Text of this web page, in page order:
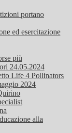
portano
ed esercitazione
più
24.05.2024
Life 4 Pollinators
2024
alla